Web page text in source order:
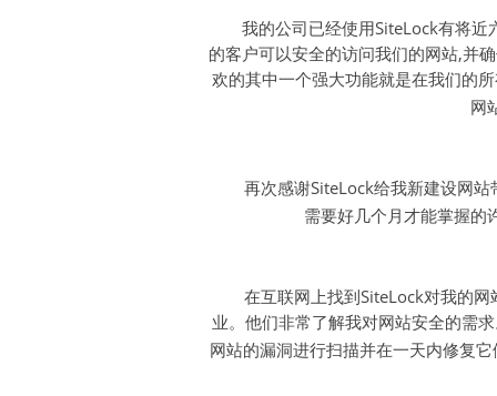
我的公司已经使用SiteLock有将
的客户可以安全的访问我们的网站,并
欢的其中一个强大功能就是在我们的
网
再次感谢SiteLock给我新建设网
需要好几个月才能掌握的
在互联网上找到SiteLock对我的
业。他们非常了解我对网站安全的需
网站的漏洞进行扫描并在一天内修复